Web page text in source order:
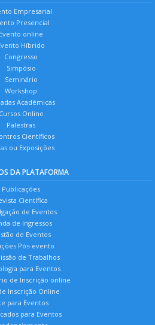
Empresarial
Presencial
Evento online
Híbrido
Congresso
Simpósio
Seminário
Workshop
Acadêmicas
Cursos Online
Palestras
Científicos
ou Exposições
DA PLATAFORMA
Publicações
Científica
de Eventos
de Ingressos
de Eventos
Pós-evento
de Trabalhos
para Eventos
de Inscrição online
Inscrição Online
para Eventos
para Eventos